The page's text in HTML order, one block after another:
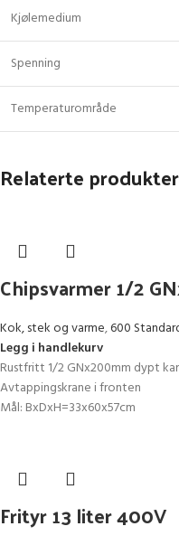
Kjølemedium
Spenning
Temperaturområde
Relaterte produkter
Chipsvarmer 1/2
Kok, stek og varme,600
Legg i handlekurv
Rustfritt 1/2 GNx200mm dypt
Avtappingskrane i fronten
Mål: BxDxH=33x60x57cm
Frityr 13 liter 400V